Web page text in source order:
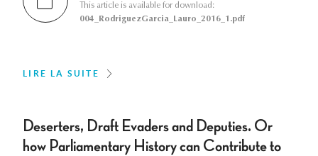
This article is available for download:
004_RodriguezGarcia_Lauro_2016_1.pdf
LIRE LA SUITE
Deserters, Draft Evaders and Deputies. Or
how Parliamentary History can Contribute to